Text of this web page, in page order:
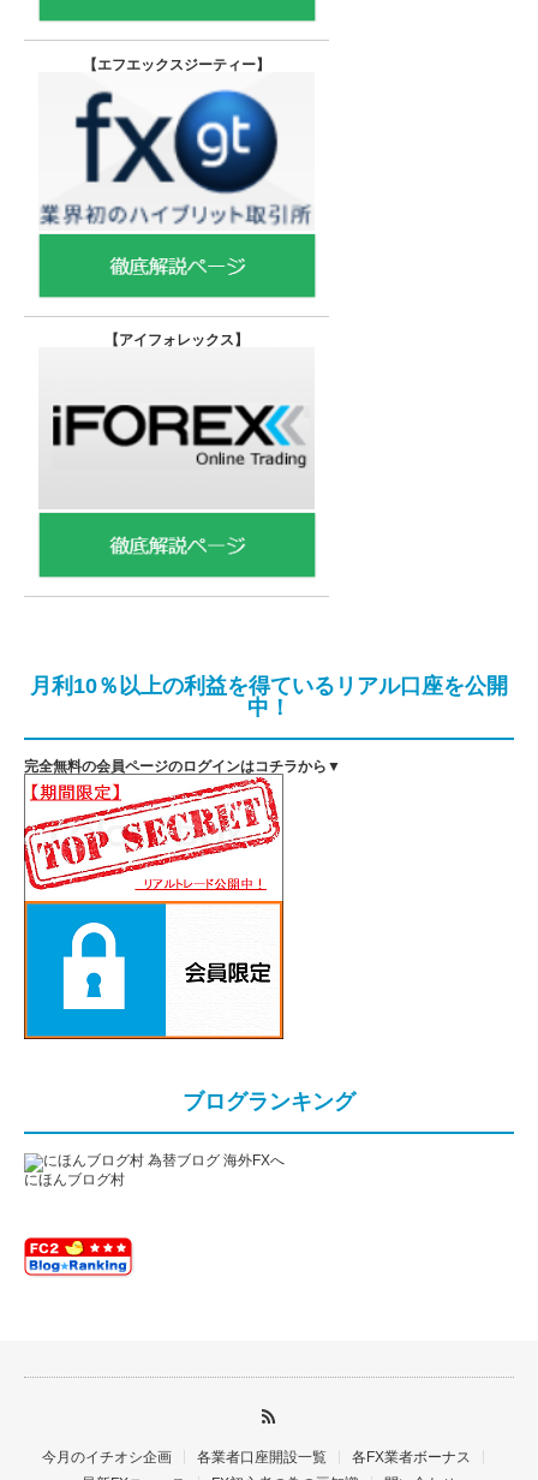
【エフエックスジーティー】
【アイフォレックス】
月利10％以上の利益を得ているリアル口座を公開
中！
完全無料の会員ページのログインはコチラから▼
ブログランキング
にほんブログ村
今月のイチオシ企画 各業者口座開設一覧
各FX業者ボーナス